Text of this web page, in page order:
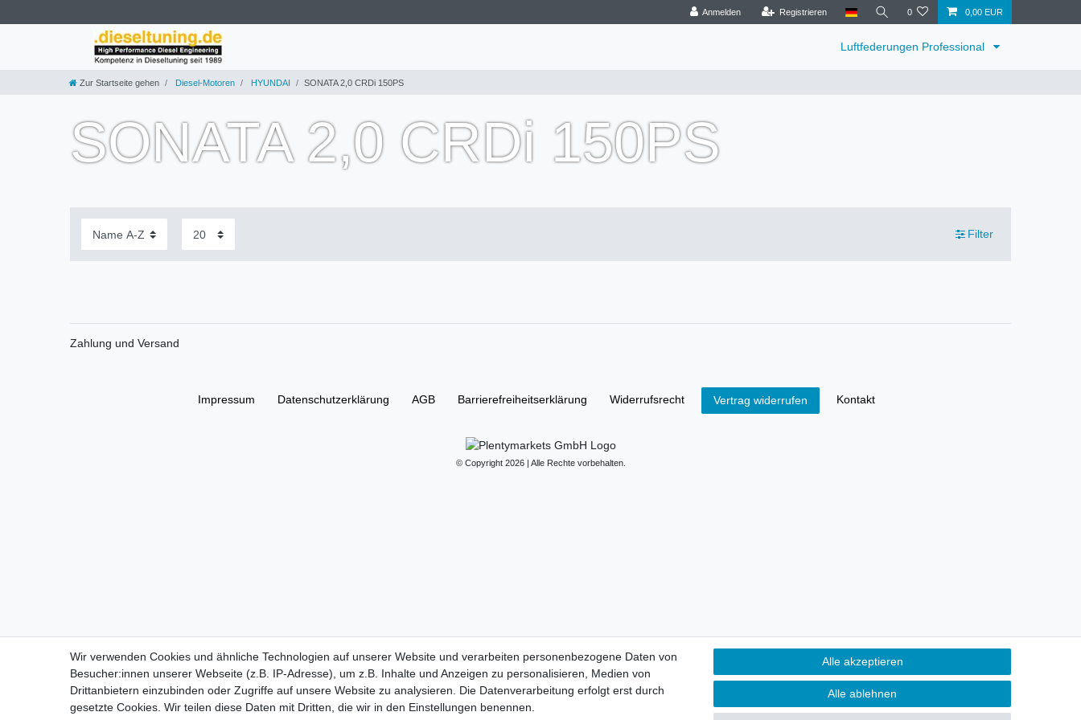
Anmelden Registrieren 0 0,00 EUR
Luftfederungen Professional
Zur Startseite gehen Diesel-Motoren HYUNDAI SONATA 2,0 CRDi 150PS
SONATA 2,0 CRDi 150PS
Filter
Zahlung und Versand
Impressum Daten­schutz­erklärung AGB Barrierefreiheitserklärung Widerrufs­recht Vertrag widerrufen Kontakt
© Copyright 2026 | Alle Rechte vorbehalten.
Wir verwenden Cookies und ähnliche Technologien auf unserer Website und verarbeiten personenbezogene Daten von
Besucher:innen unserer Webseite (z.B. IP-Adresse), um z.B. Inhalte und Anzeigen zu personalisieren, Medien von
Drittanbietern einzubinden oder Zugriffe auf unsere Website zu analysieren. Die Datenverarbeitung erfolgt erst durch
gesetzte Cookies. Wir teilen diese Daten mit Dritten, die wir in den Einstellungen benennen.
Alle akzeptieren
Alle ablehnen